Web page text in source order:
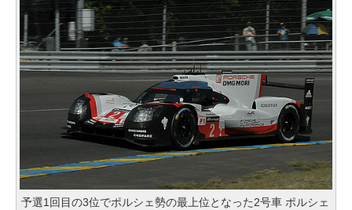
予選1回目の3位でポルシェ勢の最上位となった2号車 ポルシェ